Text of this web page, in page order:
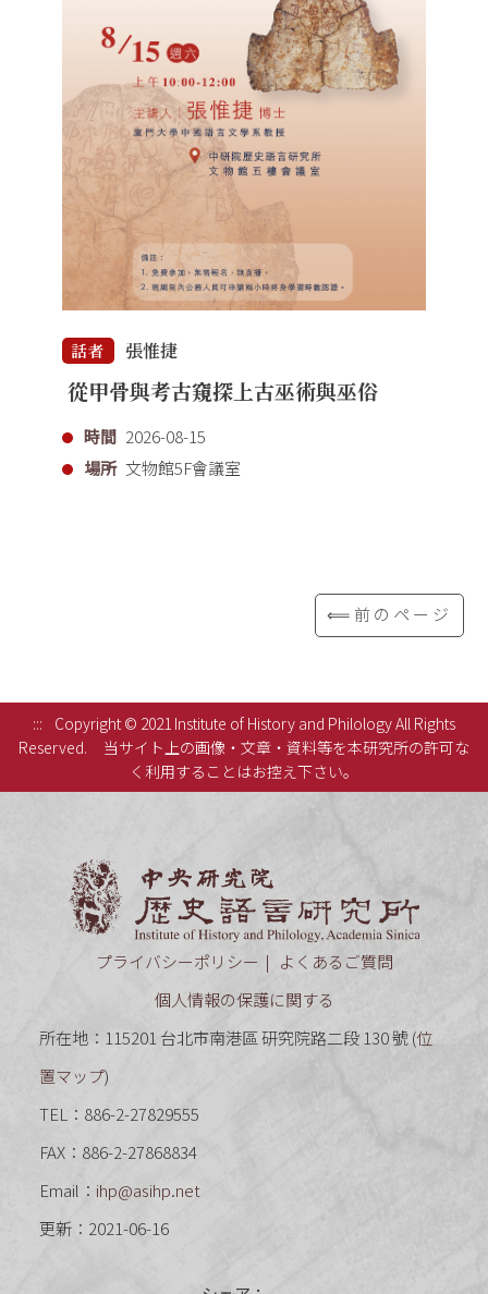
話者 張惟捷
從甲骨與考古窺探上古巫術與巫俗
時間 2026-08-15
場所 文物館5F會議室
⟸前のページ
:::
Copyright © 2021 Institute of History and Philology All Rights
Reserved.
当サイト上の画像・文章・資料等を本研究所の許可な
く利用することはお控え下さい。
プライバシーポリシー
よくあるご質問
個人情報の保護に関する
所在地：115201 台北市南港區 研究院路二段 130 號 (位
置マップ)
TEL：886-2-27829555
FAX：886-2-27868834
Email： ihp@asihp.net
更新：2021-06-16